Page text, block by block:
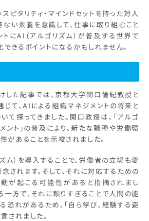
ピタリティ・マインドセットを持った対人
ない素養を意識して、仕事に取り組むこと
トにAI（アルゴリズム）が普及する世界で
きるポイントになるかもしれません。
した記事では、京都大学関口倫紀教授と
じて、AIによる組織マネジメントの将来と
て探ってきました。関口教授は、「アルゴ
ント」の普及により、新たな職種や労働環
があることを示唆されました。
ム）を導入することで、労働者の立場も変
されます。そして、それに対応するための
が起こる可能性があると指摘されまし
一方で、それに頼りすぎることで人間の能
恐れがあるため、「自ら学び、経験する姿
されました。